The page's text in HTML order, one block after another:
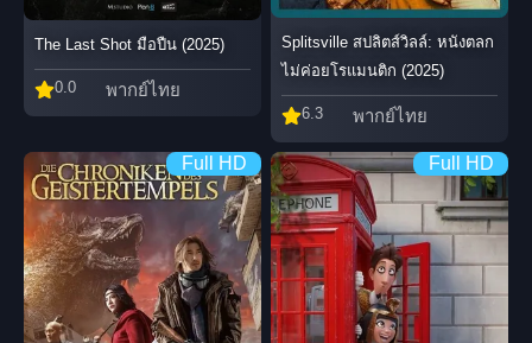
The Last Shot มือปืน (2025)
0.0 พากย์ไทย
Splitsville สปลิตส์วิลล์: หนังตลก
ไม่ค่อยโรแมนติก (2025)
6.3 พากย์ไทย
Full HD Full HD